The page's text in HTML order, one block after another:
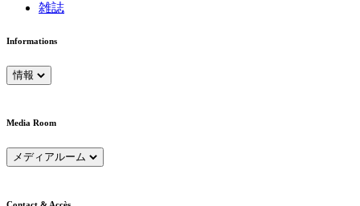
雑誌
Informations
情報
Media Room
メディアルーム